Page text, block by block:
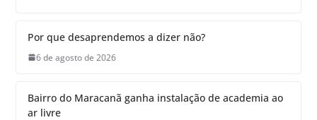
Por que desaprendemos a dizer não?
6 de agosto de 2026
Bairro do Maracanã ganha instalação de academia ao
ar livre